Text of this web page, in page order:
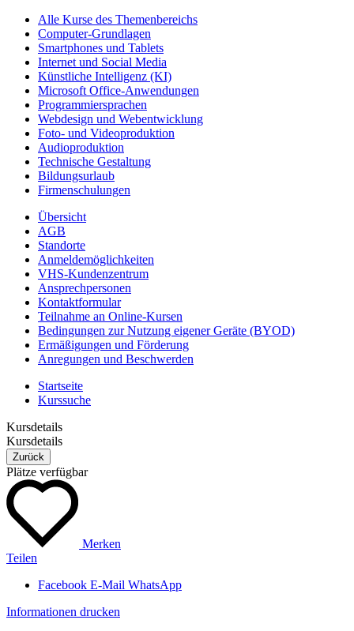
Alle Kurse des Themenbereichs
Computer-Grundlagen
Smartphones und Tablets
Internet und Social Media
Künstliche Intelligenz (KI)
Microsoft Office-Anwendungen
Programmiersprachen
Webdesign und Webentwicklung
Foto- und Videoproduktion
Audioproduktion
Technische Gestaltung
Bildungsurlaub
Firmenschulungen
Übersicht
AGB
Standorte
Anmeldemöglichkeiten
VHS-Kundenzentrum
Ansprechpersonen
Kontaktformular
Teilnahme an Online-Kursen
Bedingungen zur Nutzung eigener Geräte (BYOD)
Ermäßigungen und Förderung
Anregungen und Beschwerden
Startseite
Kurssuche
Kursdetails
Kursdetails
Zurück
Plätze verfügbar
Merken
Teilen
Facebook E-Mail WhatsApp
Informationen drucken